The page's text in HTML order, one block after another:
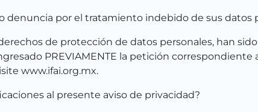
denuncia por el tratamiento indebido de sus datos
de protección de datos personales, han
PREVIAMENTE la petición
www.ifai.org.mx.
al presente aviso de privacidad?